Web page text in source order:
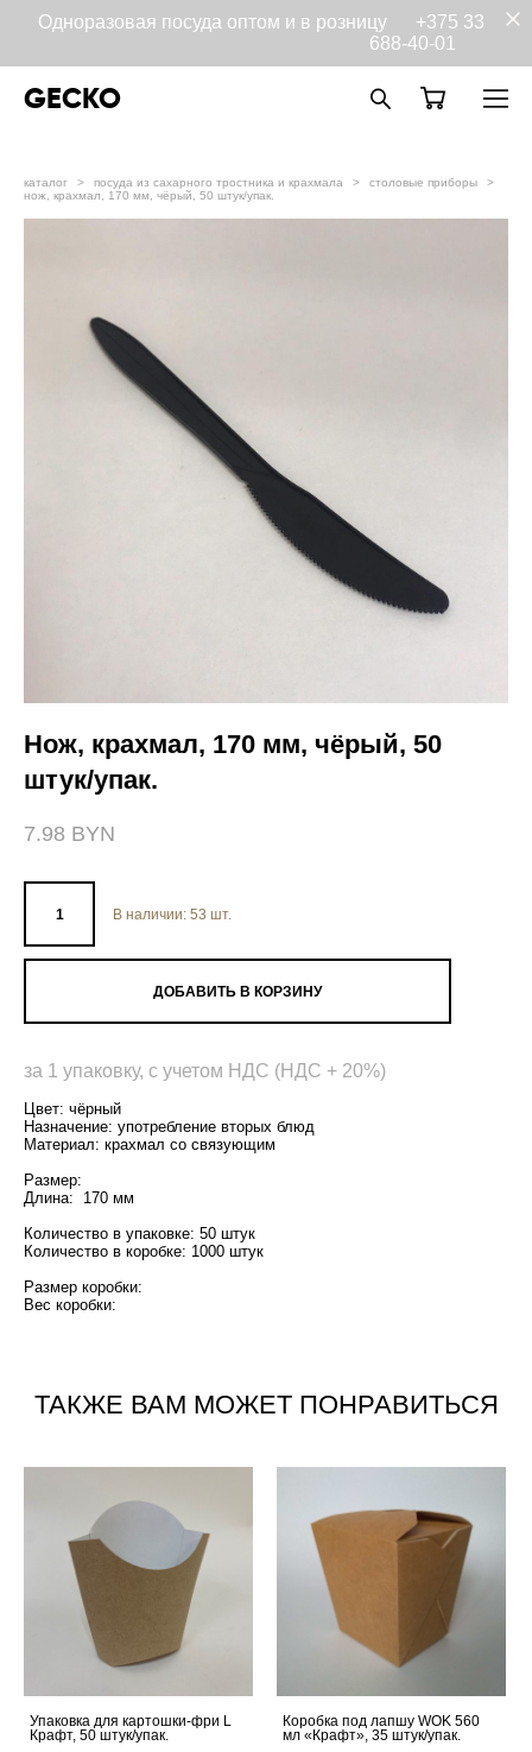
Одноразовая посуда оптом и в розницу +375 33
688-40-01
GECKO
каталог > посуда из сахарного тростника и крахмала > столовые приборы
>
нож, крахмал, 170 мм, чёрый, 50 штук/упак.
Нож, крахмал, 170 мм, чёрый, 50
штук/упак.
7.98 BYN
В наличии: 53 шт.
ДОБАВИТЬ В КОРЗИНУ
за 1 упаковку, с учетом НДС (НДС + 20%)
Цвет: чёрный
Назначение: употребление вторых блюд
Материал: крахмал со связующим
Размер:
Длина: 170 мм
Количество в упаковке: 50 штук
Количество в коробке: 1000 штук
Размер коробки:
Вес коробки:
ТАКЖЕ ВАМ МОЖЕТ ПОНРАВИТЬСЯ
Упаковка для картошки-фри L
Крафт, 50 штук/упак.
Коробка под лапшу WOK 560
мл «Крафт», 35 штук/упак.